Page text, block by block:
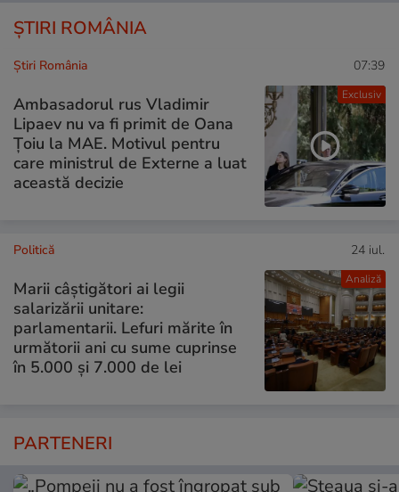
ȘTIRI ROMÂNIA
Exclusiv
Știri România 07:39
Ambasadorul rus Vladimir
Lipaev nu va fi primit de Oana
Țoiu la MAE. Motivul pentru
care ministrul de Externe a luat
această decizie
Analiză
Politică 24 iul.
Marii câștigători ai legii
salarizării unitare:
parlamentarii. Lefuri mărite în
următorii ani cu sume cuprinse
în 5.000 și 7.000 de lei
PARTENERI